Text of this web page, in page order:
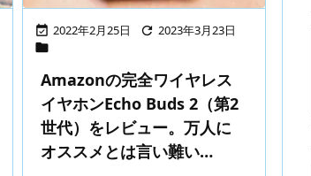
 2022年2月25日  2023年3月23日

Amazonの完全ワイヤレス
イヤホンEcho Buds 2（第2
世代）をレビュー。万人に
オススメとは言い難い…